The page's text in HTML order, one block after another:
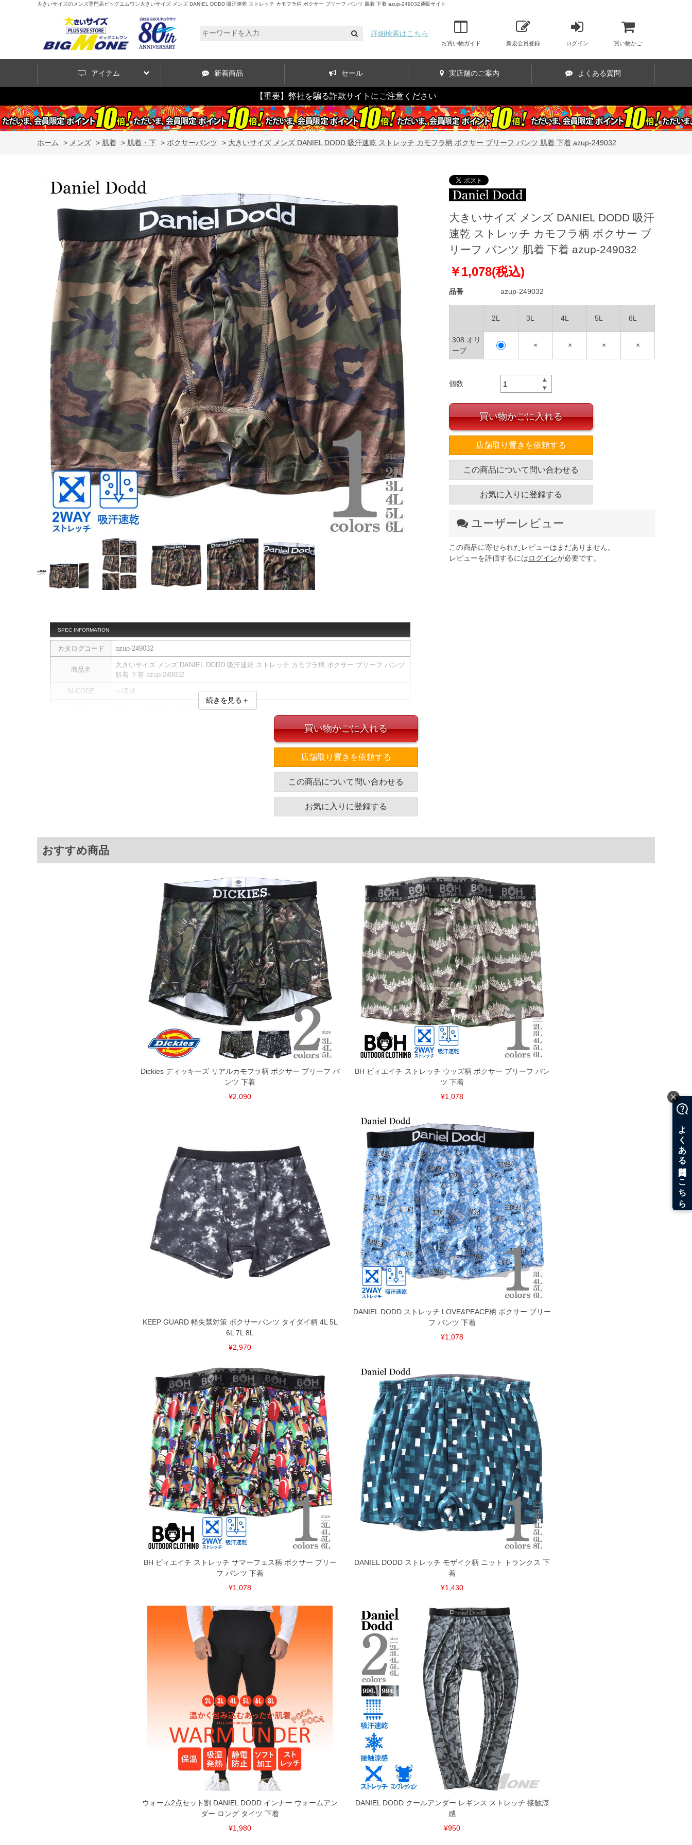
大きいサイズのメンズ専門店ビッグエムワン大きいサイズ メンズ DANIEL DODD 吸汗速乾 ストレッチ カモフラ柄 ボクサー ブリーフ パンツ 肌着 下着 azup-249032通販サイト
詳細検索はこちら
お買い物ガイド 新規会員登録 ログイン 買い物かご
アイテム 新着商品 セール 実店舗のご案内 よくある質問
【重要】弊社を騙る詐欺サイトにご注意ください
ホーム > メンズ > 肌着 > 肌着・下 > ボクサーパンツ > 大きいサイズ メンズ DANIEL DODD 吸汗速乾 ストレッチ カモフラ柄 ボクサー ブリーフ パンツ 肌着 下着 azup-249032
SPEC INFORMATION
カタログコード azup-249032
商品名
大きいサイズ メンズ DANIEL DODD 吸汗速乾 ストレッチ カモフラ柄 ボクサー ブリーフ パンツ
肌着 下着 azup-249032
M-CODE n-1516
ポリエステル95%、ポリウレタン5%
ウエスト
94～108
6L
118～140
※商品によって若干のサイズの誤差がございます。また、お客様がご使用の環境（コンピュータ画
面）によって、商品の色味が若干異なる場合がございます。予めご了承ください。
※上記サイズが実際の商品に付いているタグのサイズ表記と異なる場合があります。お取り扱い前に
商品付属タグの記載もご確認下さい。
※当店での掲載商品は、実店鋪と在庫を共用しておりますので店頭での売り違い、店舗からのお取り
寄せ等により、お客様にご迷惑をお掛けしてしまう場合がございます。そのようなことがない様最大
限に努めておりますが、もしあった場合速やかにご連絡させて頂きますので予めご了承ください。
※【ボトムの裾上げをご希望の場合】
裾上げ料金は500円+税となります。
備考欄に股下●cmとご記入下さい。（裾上げ無料対象商品は1本につき税込6,000円以上の品が対象。
1本5,999円以下の商品は有料（500円+税）となります。）
出荷まで約1週間～20日間程お時間を頂く場合がございます。
尚、裾上げした商品は返品・交換不可となりますので、予めご了承下さい。
一部、お直しに対応出来ない商品がございます。(例：裾にファスナーや調節ひもが付いている、極
端なデザインが施されている等)
※【返品交換について】
返品交換希望の方は、商品到着後1週間以内にご連絡ください。
下着(肌着)やワイシャツは商品の性質上、返品交換不可とさせて頂いております。予めご了承くださ
続きを見る＋
大きいサイズ メンズ DANIEL DODD 吸汗
速乾 ストレッチ カモフラ柄 ボクサー ブ
リーフ パンツ 肌着 下着 azup-249032
￥1,078(税込)
品番 azup-249032
2L 3L 4L 5L 6L
308.オリ
ーブ
× × × ×
個数
買い物かごに入れる
店舗取り置きを依頼する
この商品について問い合わせる
お気に入りに登録する
ユーザーレビュー
この商品に寄せられたレビューはまだありません。
レビューを評価するにはログインが必要です。
買い物かごに入れる
店舗取り置きを依頼する
この商品について問い合わせる
お気に入りに登録する
おすすめ商品
Dickies ディッキーズ リアルカモフラ柄 ボクサー ブリーフ パ
ンツ 下着
¥2,090
BH ビィエイチ ストレッチ ウッズ柄 ボクサー ブリーフ パン
ツ 下着
¥1,078
KEEP GUARD 軽失禁対策 ボクサーパンツ タイダイ柄 4L 5L
6L 7L 8L
¥2,970
DANIEL DODD ストレッチ LOVE&PEACE柄 ボクサー ブリー
フ パンツ 下着
¥1,078
BH ビィエイチ ストレッチ サマーフェス柄 ボクサー ブリー
フ パンツ 下着
¥1,078
DANIEL DODD ストレッチ モザイク柄 ニット トランクス 下
着
¥1,430
ウォーム2点セット割 DANIEL DODD インナー ウォームアン
ダー ロング タイツ 下着
¥1,980
DANIEL DODD クールアンダー レギンス ストレッチ 接触涼
感
¥950